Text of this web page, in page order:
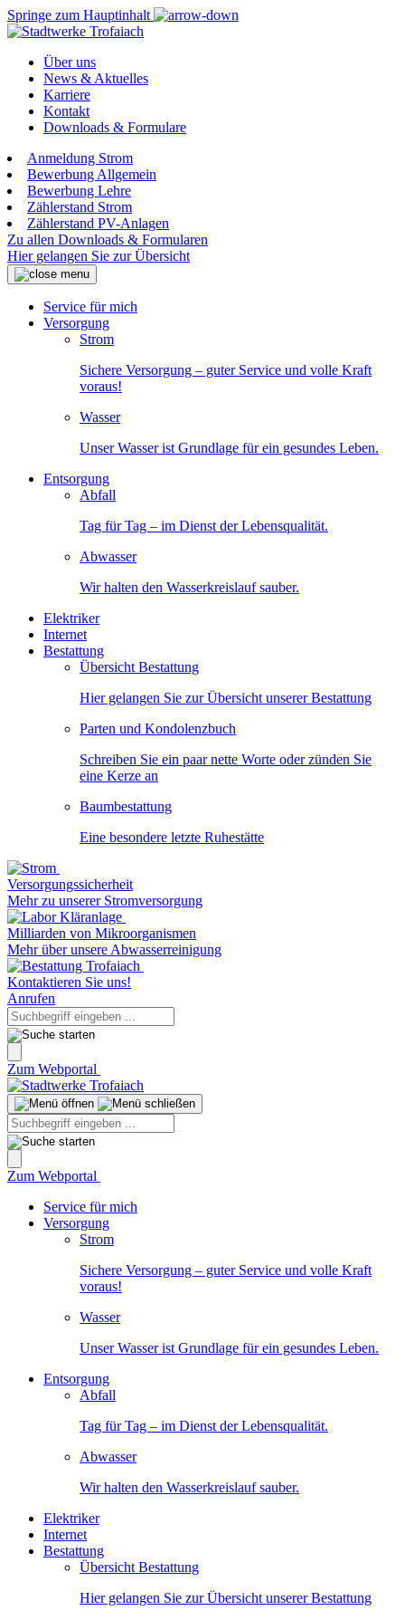
Springe zum Hauptinhalt
Über uns
News & Aktuelles
Karriere
Kontakt
Downloads & Formulare
Anmeldung Strom
Bewerbung Allgemein
Bewerbung Lehre
Zählerstand Strom
Zählerstand PV-Anlagen
Zu allen Downloads & Formularen
Hier gelangen Sie zur Übersicht
Service für mich
Versorgung
Strom
Sichere Versorgung – guter Service und volle Kraft
voraus!
Wasser
Unser Wasser ist Grundlage für ein gesundes Leben.
Entsorgung
Abfall
Tag für Tag – im Dienst der Lebensqualität.
Abwasser
Wir halten den Wasserkreislauf sauber.
Elektriker
Internet
Bestattung
Übersicht Bestattung
Hier gelangen Sie zur Übersicht unserer Bestattung
Parten und Kondolenzbuch
Schreiben Sie ein paar nette Worte oder zünden Sie
eine Kerze an
Baumbestattung
Eine besondere letzte Ruhestätte
Versorgungssicherheit
Mehr zu unserer Stromversorgung
Milliarden von Mikroorganismen
Mehr über unsere Abwasserreinigung
Kontaktieren Sie uns!
Anrufen
Zum Webportal
Zum Webportal
Service für mich
Versorgung
Strom
Sichere Versorgung – guter Service und volle Kraft
voraus!
Wasser
Unser Wasser ist Grundlage für ein gesundes Leben.
Entsorgung
Abfall
Tag für Tag – im Dienst der Lebensqualität.
Abwasser
Wir halten den Wasserkreislauf sauber.
Elektriker
Internet
Bestattung
Übersicht Bestattung
Hier gelangen Sie zur Übersicht unserer Bestattung